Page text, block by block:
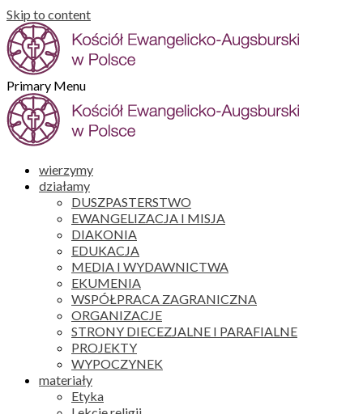
Skip to content
Primary Menu
wierzymy
działamy
DUSZPASTERSTWO
EWANGELIZACJA I MISJA
DIAKONIA
EDUKACJA
MEDIA I WYDAWNICTWA
EKUMENIA
WSPÓŁPRACA ZAGRANICZNA
ORGANIZACJE
STRONY DIECEZJALNE I PARAFIALNE
PROJEKTY
WYPOCZYNEK
materiały
Etyka